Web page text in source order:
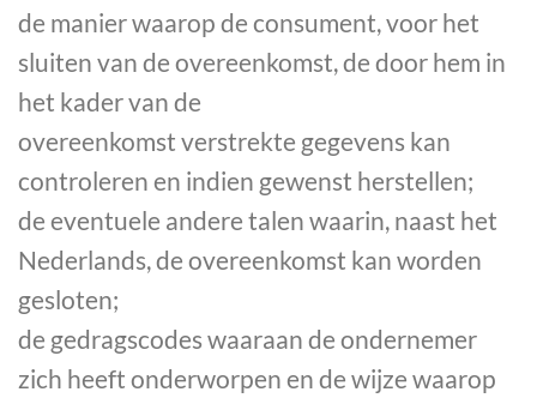
de manier waarop de consument, voor het
sluiten van de overeenkomst, de door hem in
het kader van de
overeenkomst verstrekte gegevens kan
controleren en indien gewenst herstellen;
de eventuele andere talen waarin, naast het
Nederlands, de overeenkomst kan worden
gesloten;
de gedragscodes waaraan de ondernemer
zich heeft onderworpen en de wijze waarop